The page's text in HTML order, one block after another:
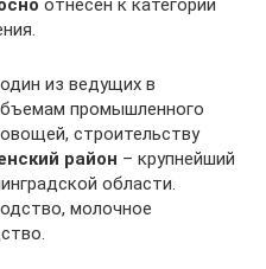
отнесен к категории
один из ведущих в
промышленного
строительству
район – крупнейший
области.
молочное